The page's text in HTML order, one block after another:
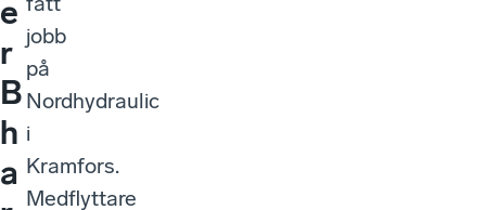
e
r
B
h
a
jobb
på
Nordhydraulic
i
Kramfors.
Medflyttare